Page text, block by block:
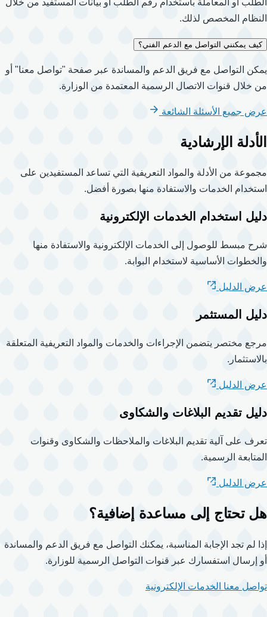
النظام المخصص لذلك.
كيف يمكنني التواصل مع الدعم الفني؟
يمكن التواصل مع فريق الدعم والمساندة عبر صفحة "تواصل معنا" أو
من خلال قنوات الاتصال الرسمية المعتمدة من الوزارة.
عرض جميع الأسئلة الشائعة
الأدلة الإرشادية
مجموعة من الأدلة والمواد التعريفية التي تساعد المستفيدين على
استخدام الخدمات والاستفادة منها بصورة أفضل.
دليل استخدام الخدمات الإلكترونية
شرح مبسط للوصول إلى الخدمات الإلكترونية والاستفادة منها
والخطوات الأساسية لاستخدام البوابة.
عرض الدليل
دليل المستثمر
مرجع مختصر يتضمن الإجراءات والخدمات والمواد التعريفية المتعلقة
بالاستثمار.
عرض الدليل
دليل تقديم البلاغات والشكاوى
تعرف على آلية تقديم البلاغات والملاحظات والشكاوى وقنوات
المتابعة الرسمية.
عرض الدليل
هل تحتاج إلى مساعدة إضافية؟
إذا لم تجد الإجابة المناسبة، يمكنك التواصل مع فريق الدعم والمساندة
أو إرسال استفسارك عبر قنوات التواصل الرسمية للوزارة.
تواصل معنا الخدمات الإلكترونية